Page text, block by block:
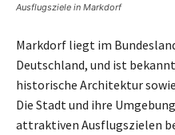
Ausflugsziele in Markdorf
Markdorf liegt im
Deutschland, und ist
historische Architektur
Die Stadt und ihre
attraktiven Ausflugszielen